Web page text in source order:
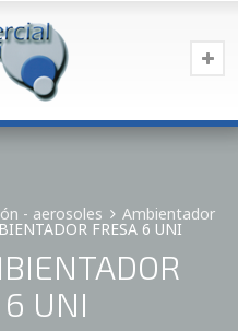
- aerosoles Ambientador
FRESA 6 UNI
6 UNI